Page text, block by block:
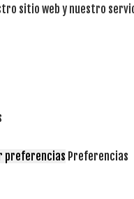
sitio web y nuestro
preferencias Preferencias